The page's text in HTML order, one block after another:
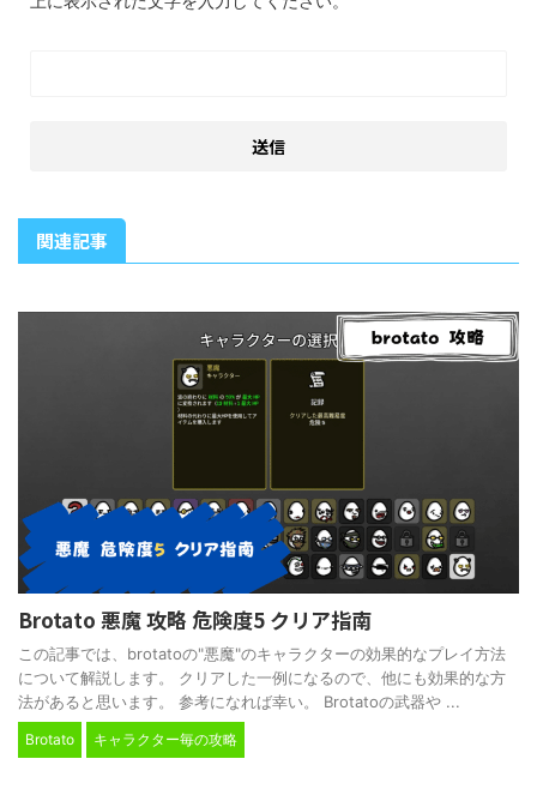
関連記事
Brotato 悪魔 攻略 危険度5 クリア指南
この記事では、brotatoの"悪魔"のキャラクターの効果的なプレイ方法
について解説します。 クリアした一例になるので、他にも効果的な方
法があると思います。 参考になれば幸い。 Brotatoの武器や ...
Brotato キャラクター毎の攻略